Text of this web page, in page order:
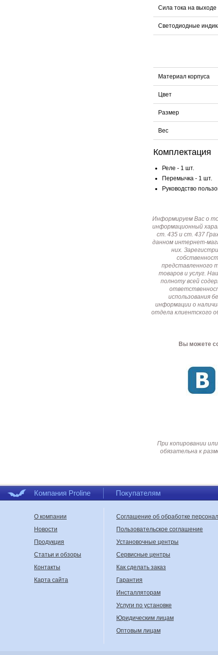
Сила тока на выходе
Светодиодные
Материал корпуса
Цвет
Размер
Вес
Комплектация
Реле - 1 шт.
Перемычка - 1 шт.
Руководство
Информируем Вас о
информационный
ст. 435 и ст. 437
данном интернет-
них.
представленного
товаров и услуг.
полноту всей
использования
информации о
отдела клиентского
Вы можете
При копировании
обязательна к
Компания Proline Покупателям
О компании
Новости
Продукция
Статьи и обзоры
Контакты
Карта сайта
Соглашение об обработке
Пользовательское соглашение
Установочные центры
Сервисные центры
Как сделать заказ
Гарантия
Инсталляторам
Услуги по установке
Юридическим лицам
Оптовым лицам